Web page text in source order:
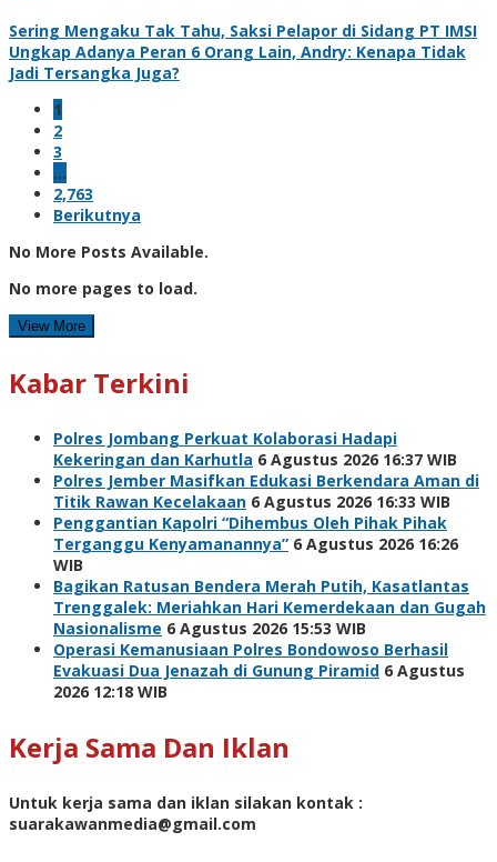
Sering Mengaku Tak Tahu, Saksi Pelapor di Sidang PT IMSI
Ungkap Adanya Peran 6 Orang Lain, Andry: Kenapa Tidak
Jadi Tersangka Juga?
1
2
3
…
2,763
Berikutnya
No More Posts Available.
No more pages to load.
View More
Kabar Terkini
Polres Jombang Perkuat Kolaborasi Hadapi
Kekeringan dan Karhutla 6 Agustus 2026 16:37 WIB
Polres Jember Masifkan Edukasi Berkendara Aman di
Titik Rawan Kecelakaan 6 Agustus 2026 16:33 WIB
Penggantian Kapolri “Dihembus Oleh Pihak Pihak
Terganggu Kenyamanannya” 6 Agustus 2026 16:26
WIB
Bagikan Ratusan Bendera Merah Putih, Kasatlantas
Trenggalek: Meriahkan Hari Kemerdekaan dan Gugah
Nasionalisme 6 Agustus 2026 15:53 WIB
Operasi Kemanusiaan Polres Bondowoso Berhasil
Evakuasi Dua Jenazah di Gunung Piramid 6 Agustus
2026 12:18 WIB
Kerja Sama Dan Iklan
Untuk kerja sama dan iklan silakan kontak :
suarakawanmedia@gmail.com